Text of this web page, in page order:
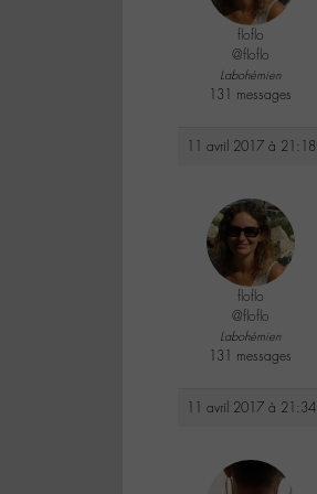
floflo
@floflo
Labohémien
131 messages
11 avril 2017 à 21:18
floflo
@floflo
Labohémien
131 messages
11 avril 2017 à 21:34